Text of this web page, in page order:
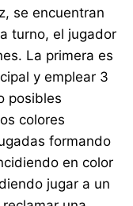
se encuentran
turno, el jugador
La primera es
y emplear 3
posibles
colores
formando
en color
jugar a un